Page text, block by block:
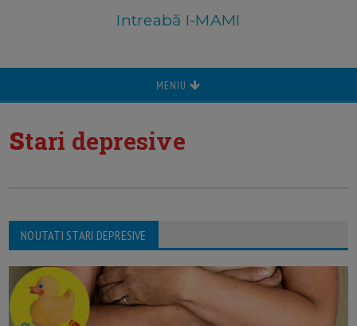
Intreabă I-MAMI
MENIU
stari depresive
NOUTATI STARI DEPRESIVE